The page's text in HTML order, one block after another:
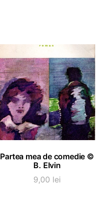
ADAUGĂ ÎN COȘ
Partea mea de comedie ©
B. Elvin
9,00 lei